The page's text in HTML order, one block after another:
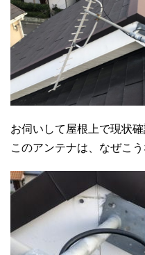
お伺いして屋根上で現状確
このアンテナは、なぜこ